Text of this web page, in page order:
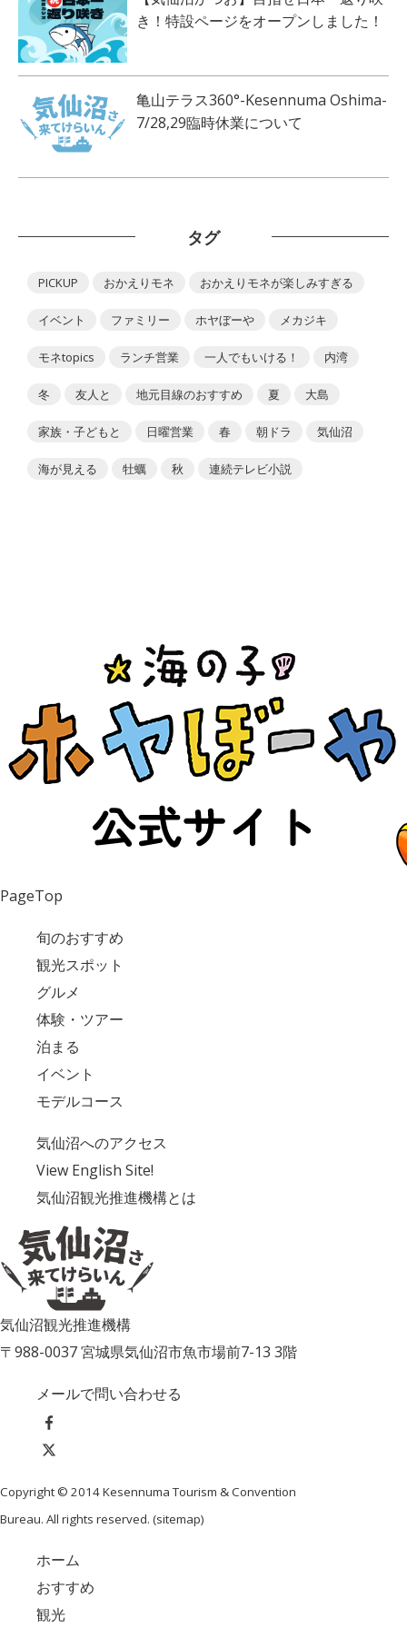
き！特設ページをオープンしました！
亀山テラス360°-Kesennuma Oshima-
7/28,29臨時休業について
タグ
PICKUP おかえりモネ おかえりモネが楽しみすぎる
イベント ファミリー ホヤぼーや メカジキ
モネtopics ランチ営業 一人でもいける！ 内湾
冬 友人と 地元目線のおすすめ 夏 大島
家族・子どもと 日曜営業 春 朝ドラ 気仙沼
海が見える 牡蠣 秋 連続テレビ小説
PageTop
旬のおすすめ
観光スポット
グルメ
体験・ツアー
泊まる
イベント
モデルコース
気仙沼へのアクセス
View English Site!
気仙沼観光推進機構とは
気仙沼観光推進機構
〒988-0037 宮城県気仙沼市魚市場前7-13 3階
メールで問い合わせる
Copyright © 2014 Kesennuma Tourism & Convention
Bureau. All rights reserved. (sitemap)
ホーム
おすすめ
観光